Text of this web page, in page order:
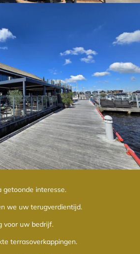
getoonde interesse.
we uw terugverdientijd.
voor uw bedrijf.
terrasoverkappingen.